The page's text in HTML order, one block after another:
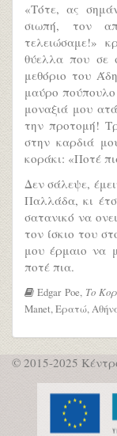
«Τότε, ας
σιωπή, τον
τελειώσαμε!»
θύελλα που σε
μεθόριο του
μαύρο
μοναξιά μου
την προτομή!
στην καρδιά
κοράκι: «Ποτέ
Δεν σάλεψε,
Παλλάδα, κι
σατανικό να
τον ίσκιο του
μου έρμαιο να
ποτέ πια.
Edgar Poe, Το
Manet, Ερατώ,
© 2015-2025